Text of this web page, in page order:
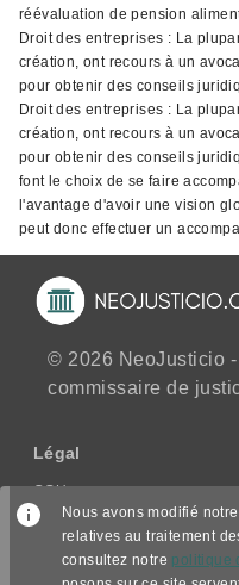
réévaluation de pension
Droit des entreprises : La
création, ont recours à un
pour obtenir des conseils
Droit des entreprises : La
création, ont recours à un
pour obtenir des conseils
font le choix de se faire
l'avantage d'avoir une vision
peut donc effectuer un
© 2026 NeoJusticio
commissaire de
Légal
CGU
CGV/CPPS
Politique de confidentialité
Nous avons modifié
relatives au traitement
consultez notre politique